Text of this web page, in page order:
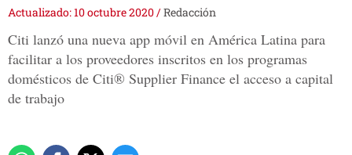
Actualizado: 10 octubre 2020/Redacción
Citi lanzó una nueva app móvil en Amé­rica Latina para
faci­litar a los proveedores inscritos en los programas
domésticos de Citi® Supplier Finance el acceso a capital
de trabajo